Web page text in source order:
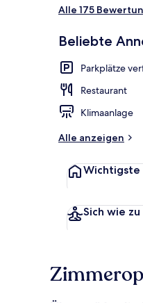
Alle 175
Beliebte
Parkplätze
Restaurant
Klimaanlage
Alle anzeigen
Wichtigste
Sich wie